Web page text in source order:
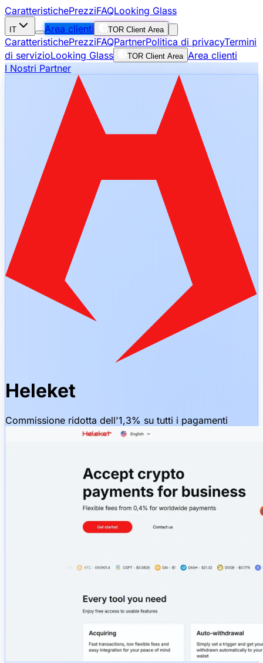
CaratteristichePrezziFAQLooking Glass
IT Area clienti TOR Client Area
CaratteristichePrezziFAQPartnerPolitica di privacyTermini
di servizioLooking Glass TOR Client Area Area clienti
I Nostri Partner
Heleket
Commissione ridotta dell'1,3% su tutti i pagamenti